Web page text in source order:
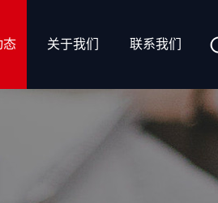
态 关于我们 联系我们